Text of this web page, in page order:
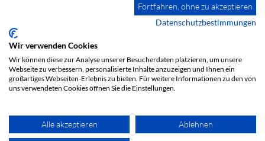
Impressum
Datenschutz
Fortfahren, ohne zu akzeptieren
Datenschutzbestimmungen
Wir verwenden Cookies
Wir können diese zur Analyse unserer Besucherdaten platzieren, um unsere
Webseite zu verbessern, personalisierte Inhalte anzuzeigen und Ihnen ein
großartiges Webseiten-Erlebnis zu bieten. Für weitere Informationen zu den von
uns verwendeten Cookies öffnen Sie die Einstellungen.
Alle akzeptieren Ablehnen